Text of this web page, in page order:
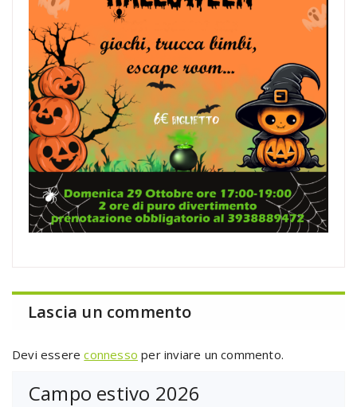
Lascia un commento
Devi essereconnesso per inviare un commento.
Campo estivo 2026